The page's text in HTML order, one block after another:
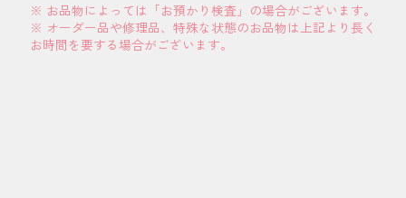
※ お品物によっては「お預かり検査」の場合がございます。
※ オーダー品や修理品、特殊な状態のお品物は上記より長く
お時間を要する場合がございます。